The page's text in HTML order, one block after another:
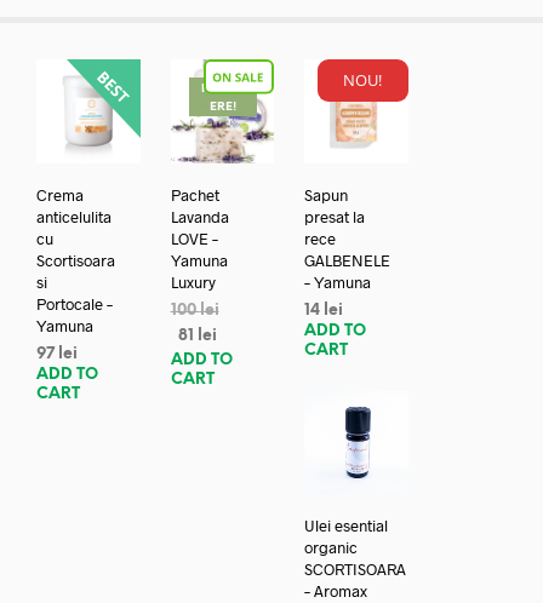
Crema
anticelulita
cu
Scortisoara
si
Portocale –
Yamuna
97 lei
ADD TO
CART
REDUC
ERE!
Pachet
Lavanda
LOVE –
Yamuna
Luxury
100lei
81
lei
ADD TO
CART
NOU!
Sapun
presat la
rece
GALBENELE
– Yamuna
14 lei
ADD TO
CART
Ulei esential
organic
SCORTISOARA
– Aromax